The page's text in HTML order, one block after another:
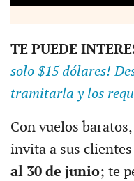
TE PUEDE
solo $15 dólares!
tramitarla y los
Con vuelos
invita a sus
al 30 de junio; te